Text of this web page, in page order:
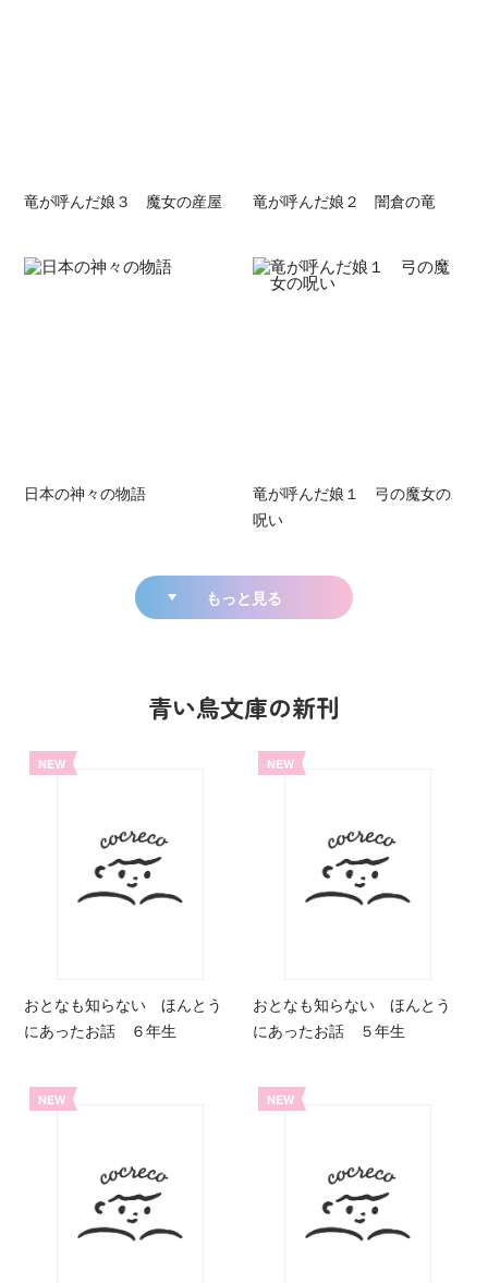
竜が呼んだ娘３ 魔女の産屋 竜が呼んだ娘２ 闇倉の竜
日本の神々の物語
竜が呼んだ娘１ 弓の魔女の
呪い
もっと見る
青い鳥文庫の新刊
NEW
おとなも知らない ほんとう
にあったお話 ６年生
NEW
おとなも知らない ほんとう
にあったお話 ５年生
NEW NEW